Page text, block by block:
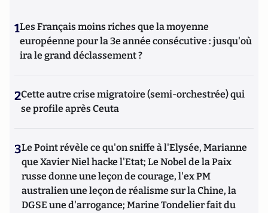
1Les Français moins riches que la moyenne
européenne pour la 3e année consécutive : jusqu'où
ira le grand déclassement ?
2Cette autre crise migratoire (semi-orchestrée) qui
se profile après Ceuta
3Le Point révèle ce qu'on sniffe à l'Elysée, Marianne
que Xavier Niel hacke l'Etat; Le Nobel de la Paix
russe donne une leçon de courage, l'ex PM
australien une leçon de réalisme sur la Chine, la
DGSE une d'arrogance; Marine Tondelier fait du